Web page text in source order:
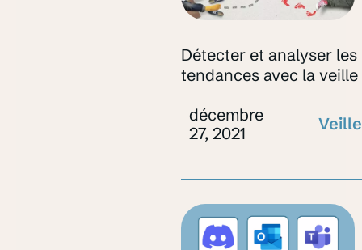
Détecter et analyser les
tendances avec la veille
décembre
27, 2021
Veille